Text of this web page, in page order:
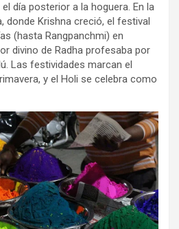
día posterior a la hoguera. En la
donde Krishna creció, el festival
(hasta Rangpanchmi) en
divino de Radha profesaba por
Las festividades marcan el
y el Holi se celebra como